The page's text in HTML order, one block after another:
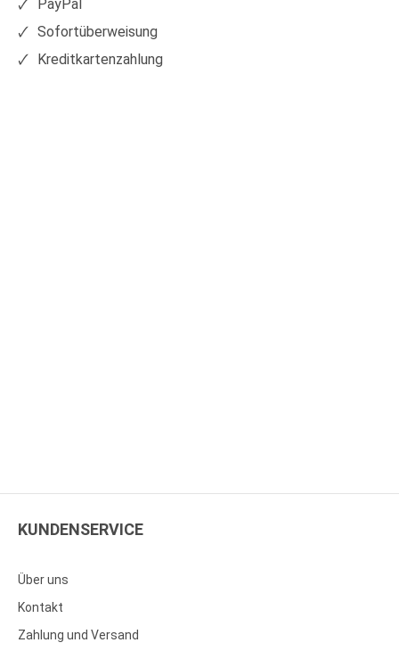
PayPal
Sofortüberweisung
Kreditkartenzahlung
KUNDENSERVICE
Über uns
Kontakt
Zahlung und Versand